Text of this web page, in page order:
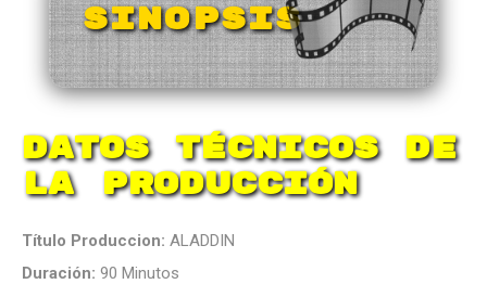
SINOPSIS
Datos Técnicos de
la Producción
Título Produccion: ALADDIN
Duración: 90 Minutos